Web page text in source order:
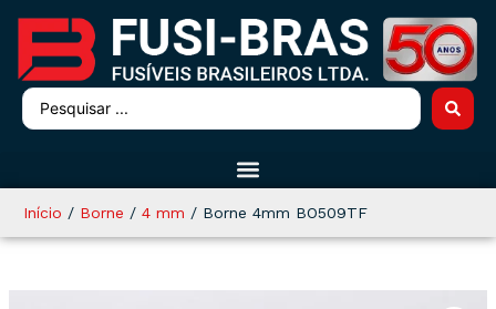
Início / Borne / 4 mm / Borne 4mm BO509TF